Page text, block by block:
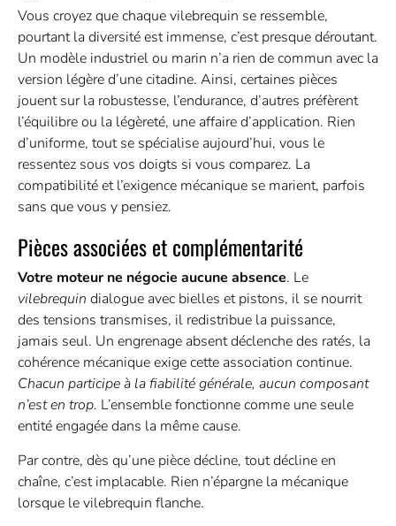
Vous croyez que chaque vilebrequin se ressemble,
pourtant la diversité est immense, c’est presque déroutant.
Un modèle industriel ou marin n’a rien de commun avec la
version légère d’une citadine. Ainsi, certaines pièces
jouent sur la robustesse, l’endurance, d’autres préfèrent
l’équilibre ou la légèreté, une affaire d’application. Rien
d’uniforme, tout se spécialise aujourd’hui, vous le
ressentez sous vos doigts si vous comparez. La
compatibilité et l’exigence mécanique se marient, parfois
sans que vous y pensiez.
Pièces associées et complémentarité
Votre moteur ne négocie aucune absence. Le
vilebrequin dialogue avec bielles et pistons, il se nourrit
des tensions transmises, il redistribue la puissance,
jamais seul. Un engrenage absent déclenche des ratés, la
cohérence mécanique exige cette association continue.
Chacun participe à la fiabilité générale, aucun composant
n’est en trop. L’ensemble fonctionne comme une seule
entité engagée dans la même cause.
Par contre, dès qu’une pièce décline, tout décline en
chaîne, c’est implacable. Rien n’épargne la mécanique
lorsque le vilebrequin flanche.